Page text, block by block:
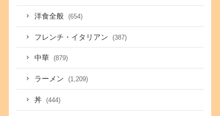
洋食全般 (654)
フレンチ・イタリアン (387)
中華 (879)
ラーメン (1,209)
丼 (444)